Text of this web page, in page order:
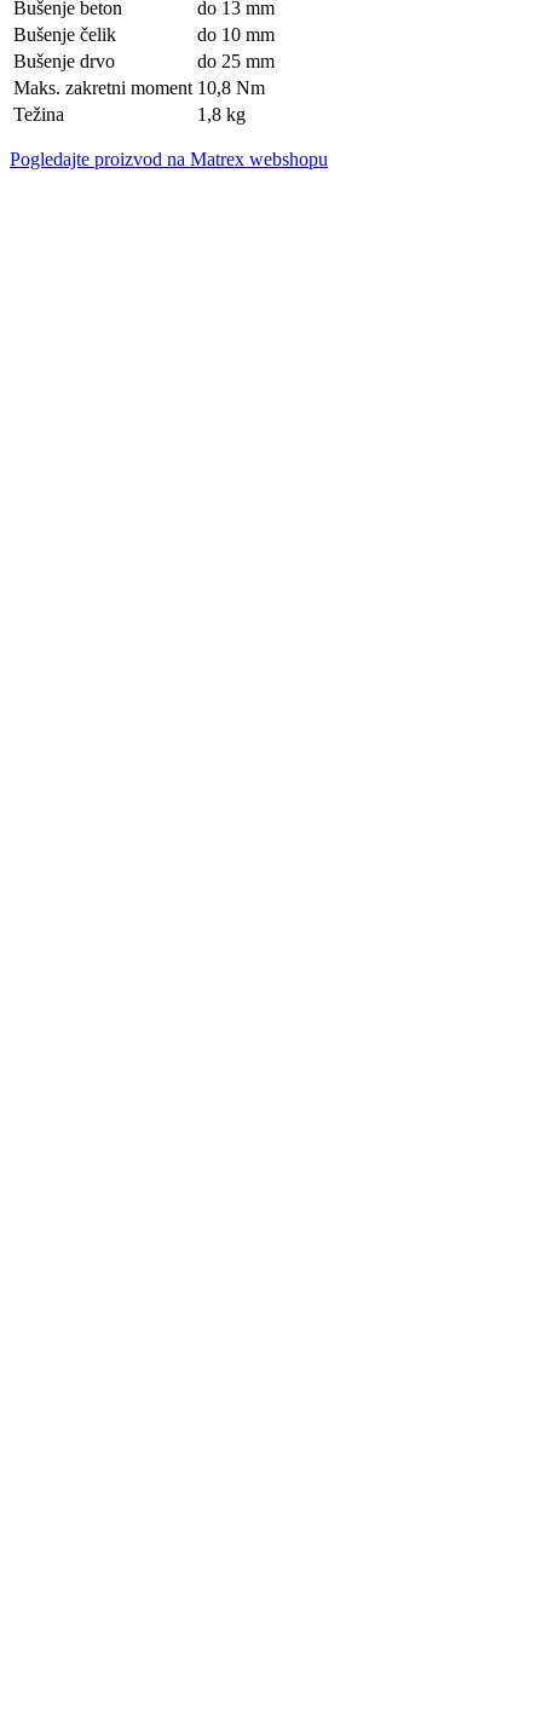
Bušenje beton
do 13 mm
Bušenje čelik
do 10 mm
Bušenje drvo
do 25 mm
Maks. zakretni moment 10,8 Nm
Težina
1,8 kg
Pogledajte proizvod na Matrex webshopu